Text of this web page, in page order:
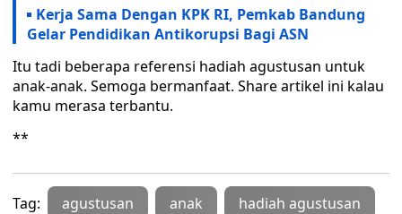
Kerja Sama Dengan KPK RI, Pemkab Bandung
Gelar Pendidikan Antikorupsi Bagi ASN
Itu tadi beberapa referensi hadiah agustusan untuk
anak-anak. Semoga bermanfaat. Share artikel ini kalau
kamu merasa terbantu.
**
Tag: agustusan anak hadiah agustusan